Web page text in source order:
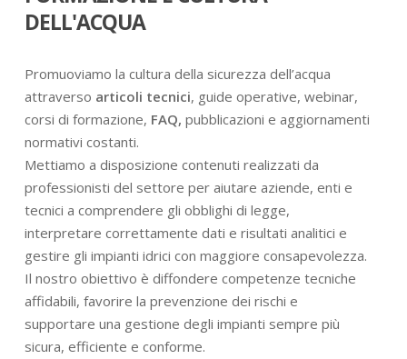
DELL'ACQUA
Promuoviamo la cultura della sicurezza dell’acqua
attraverso articoli tecnici, guide operative, webinar,
corsi di formazione, FAQ, pubblicazioni e aggiornamenti
normativi costanti.
Mettiamo a disposizione contenuti realizzati da
professionisti del settore per aiutare aziende, enti e
tecnici a comprendere gli obblighi di legge,
interpretare correttamente dati e risultati analitici e
gestire gli impianti idrici con maggiore consapevolezza.
Il nostro obiettivo è diffondere competenze tecniche
affidabili, favorire la prevenzione dei rischi e
supportare una gestione degli impianti sempre più
sicura, efficiente e conforme.